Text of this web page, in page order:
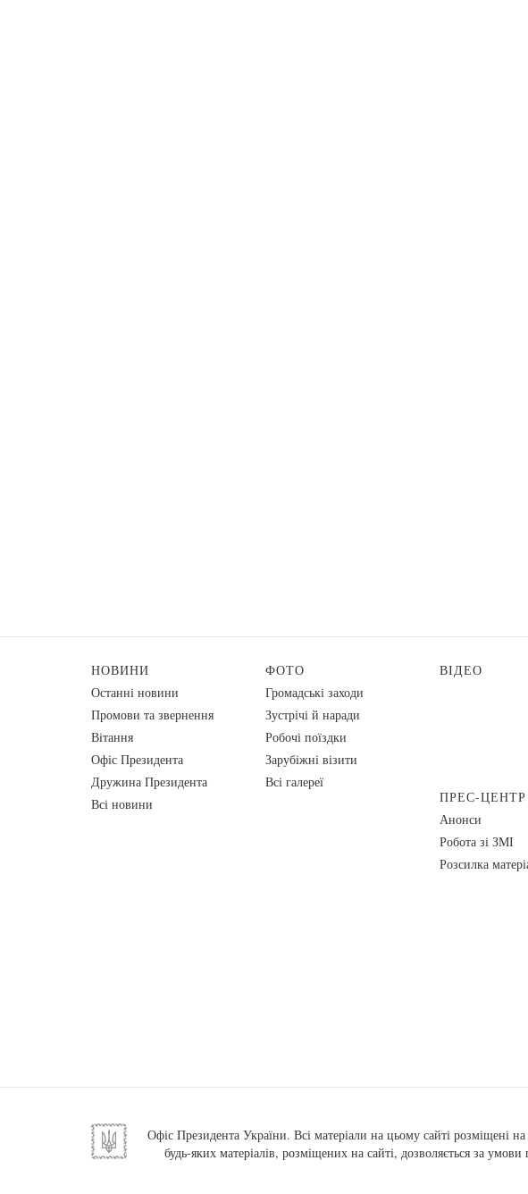
НОВИНИ
Останні новини
Промови та звернення
Вiтання
Офіс Президента
Дружина Президента
Всі новини
ФОТО
Громадські заходи
Зустрічі й наради
Робочі поїздки
Зарубіжні візити
Всі галереї
ВІДЕО
ПРЕС-ЦЕНТР
Анонси
Робота зі ЗМІ
Розсилка
Офіс Президента України. Всі матеріали на цьому сайті розміщені на
будь-яких матеріалів, розміщених на сайті, дозволяється за